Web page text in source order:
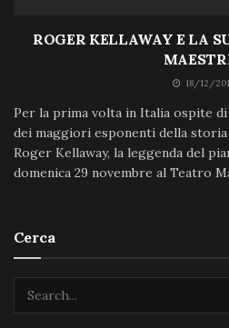
ROGER KELLAWAY E LA
18/12/
Per la prima volta in Italia ospite
dei maggiori esponenti della storia
Roger Kellaway, la leggenda del
domenica 29 novembre al Teatro
Cerca